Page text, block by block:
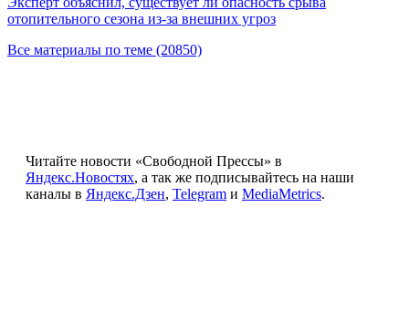
отопительного сезона из-за внешних угроз
Все материалы по теме (20850)
Читайте новости «Свободной Прессы» в
Яндекс.Новостях, а так же подписывайтесь на наши
каналы в Яндекс.Дзен, Telegram и MediaMetrics.